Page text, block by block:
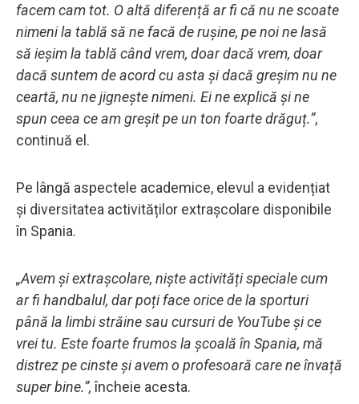
facem cam tot. O altă diferență ar fi că nu ne scoate
nimeni la tablă să ne facă de rușine, pe noi ne lasă
să ieșim la tablă când vrem, doar dacă vrem, doar
dacă suntem de acord cu asta și dacă greșim nu ne
ceartă, nu ne jignește nimeni. Ei ne explică și ne
spun ceea ce am greșit pe un ton foarte drăguț.”,
continuă el.
Pe lângă aspectele academice, elevul a evidențiat
și diversitatea activităților extrașcolare disponibile
în Spania.
„Avem și extrașcolare, niște activități speciale cum
ar fi handbalul, dar poți face orice de la sporturi
până la limbi străine sau cursuri de YouTube și ce
vrei tu. Este foarte frumos la școală în Spania, mă
distrez pe cinste și avem o profesoară care ne învață
super bine.”,încheie acesta.